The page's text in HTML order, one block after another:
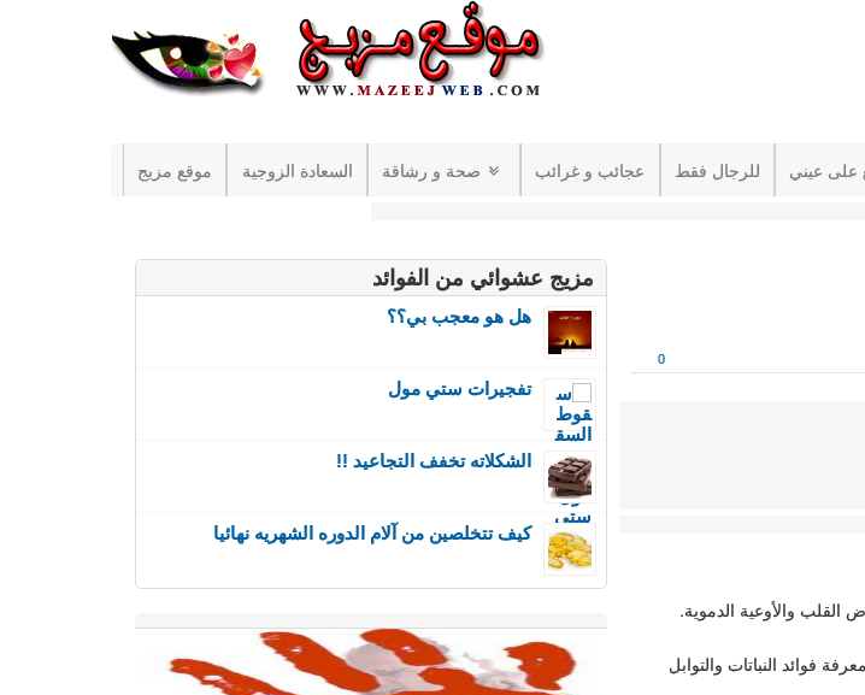
موقع مزيج السعادة الزوجية صحة و رشاقة عجائب و غرائب للرجال فقط على عيني
0
والأوعية الدموية.
فوائد النباتات والتوابل
مزيج عشوائي من الفوائد
هل هو معجب بي؟؟
تفجيرات ستي مول
الشكلاته تخفف التجاعيد !!
كيف تتخلصين من آلام الدوره الشهريه نهائيا